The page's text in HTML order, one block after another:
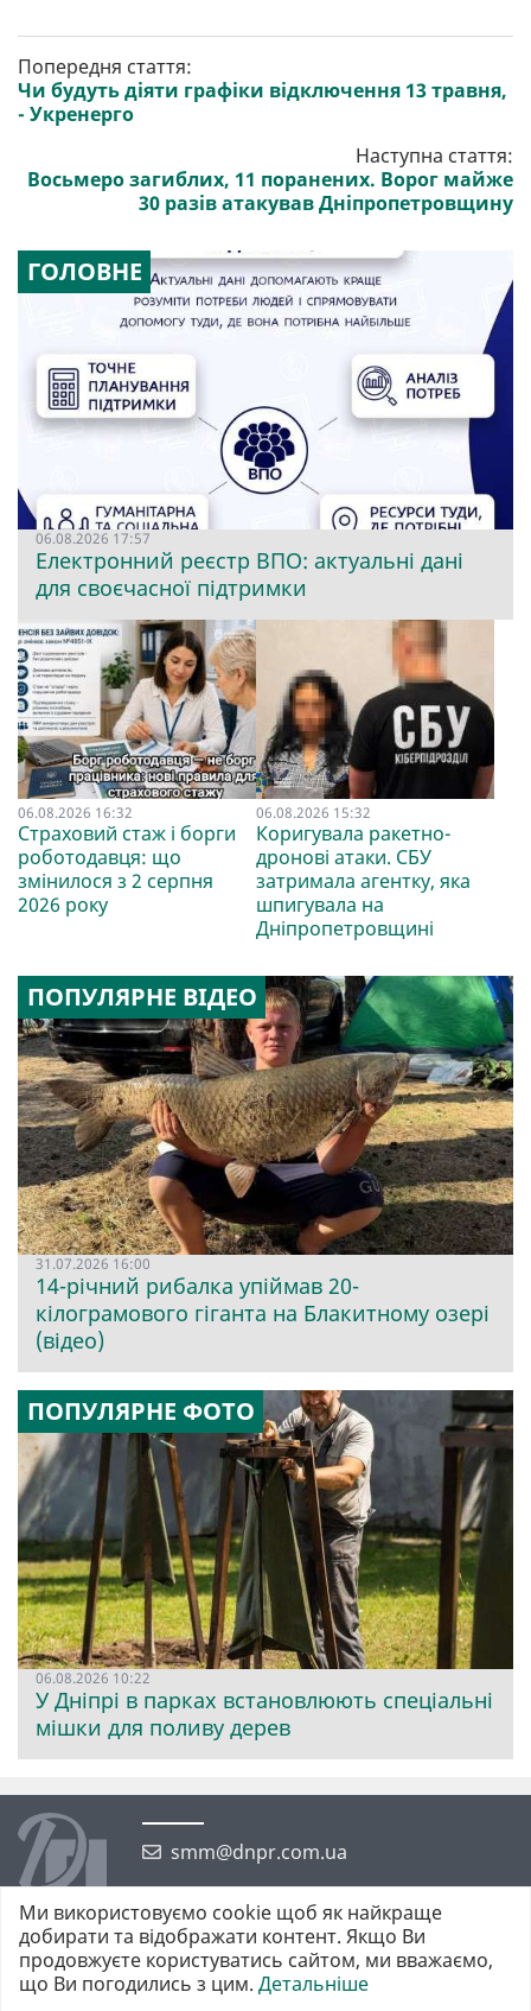
Попередня стаття:
Чи будуть діяти графіки відключення 13 травня,
- Укренерго
Наступна стаття:
Восьмеро загиблих, 11 поранених. Ворог майже
30 разів атакував Дніпропетровщину
ГОЛОВНЕ
06.08.2026 17:57
Електронний реєстр ВПО: актуальні дані
для своєчасної підтримки
06.08.2026 16:32
Страховий стаж і борги
роботодавця: що
змінилося з 2 серпня
2026 року
06.08.2026 15:32
Коригувала ракетно-
дронові атаки. СБУ
затримала агентку, яка
шпигувала на
Дніпропетровщині
ПОПУЛЯРНЕ ВІДЕО
31.07.2026 16:00
14-річний рибалка упіймав 20-
кілограмового гіганта на Блакитному озері
(відео)
ПОПУЛЯРНЕ ФОТО
06.08.2026 10:22
У Дніпрі в парках встановлюють спеціальні
мішки для поливу дерев
smm@dnpr.com.ua
©2026 https://dnpr.com.ua Дніпровська порадниця
Ми використовуємо cookie щоб як найкраще
добирати та відображати контент. Якщо Ви
продовжуєте користуватись сайтом, ми вважаємо,
що Ви погодились з цим. Детальніше